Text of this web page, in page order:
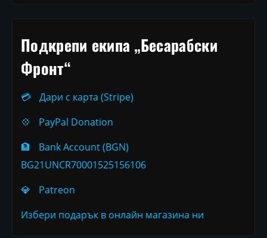
Подкрепи екипа „Бесарабски
Фронт“
💳
Дари с карта (Stripe)
💠
PayPal Donation
🏦
Bank Account (BGN)
BG21UNCR70001525156106
💎
Patreon
Избери подарък в онлайн магазина ни